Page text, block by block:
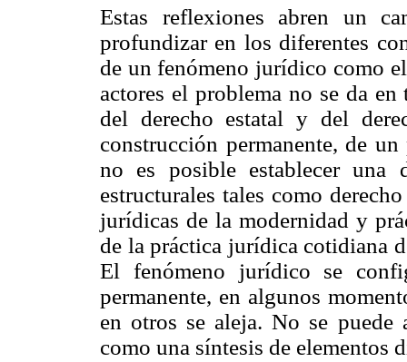
Estas reflexiones abren un
profundizar en los diferentes
de un fenómeno jurídico como
actores el problema no se da
del derecho estatal y del
construcción permanente, de
no es posible establecer una
estructurales tales como
jurídicas de la modernidad y
de la práctica jurídica cotidiana
El fenómeno jurídico se
permanente, en algunos
en otros se aleja. No se puede
como una síntesis de elementos